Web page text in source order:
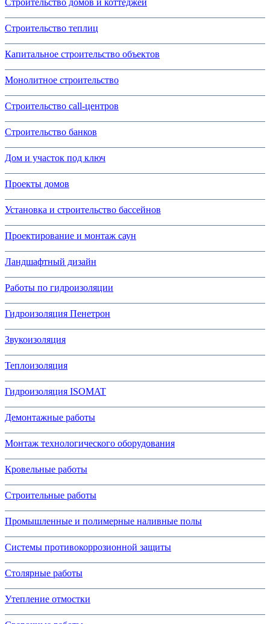
Строительство домов и коттеджей
Строительство теплиц
Капитальное строительство объектов
Монолитное строительство
Строительство call-центров
Строительство банков
Дом и участок под ключ
Проекты домов
Установка и строительство бассейнов
Проектирование и монтаж саун
Ландшафтный дизайн
Работы по гидроизоляции
Гидроизоляция Пенетрон
Звукоизоляция
Теплоизоляция
Гидроизоляция ISOMAT
Демонтажные работы
Монтаж технологического оборудования
Кровельные работы
Строительные работы
Промышленные и полимерные наливные полы
Системы противокоррозионной защиты
Столярные работы
Утепление отмостки